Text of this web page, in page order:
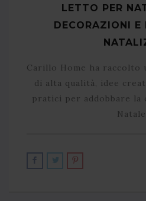
LETTO PER
DECORAZIONI E
Carillo Home ha raccolto
di alta qualità, idee
pratici per addobbare la